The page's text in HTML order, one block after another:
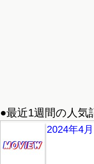
●最近1週間の人気
2024年4